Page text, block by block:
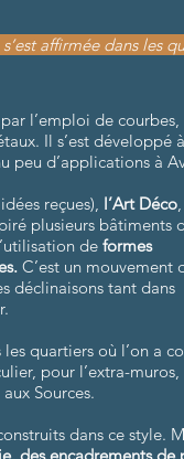
l’emploi de courbes,
Il s’est développé
peu d’applications à
reçues), l’Art Déco
plusieurs bâtiments
de formes
C’est un mouvement
déclinaisons tant dans
les quartiers où l’on a
pour l’extra-muros,
Sources.
dans ce style.
s’est affirmée dans